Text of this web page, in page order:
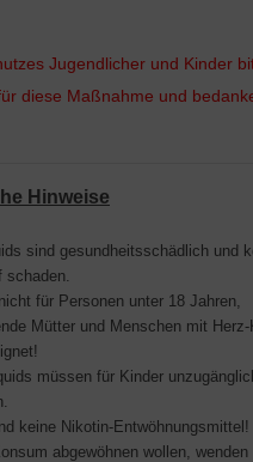
Jugendlicher und Kinder
diese Maßnahme und
Hinweise
sind gesundheitsschädlich und
schaden.
für Personen unter 18 Jahren,
Mütter und Menschen mit
müssen für Kinder
keine Nikotin-
abgewöhnen wollen,